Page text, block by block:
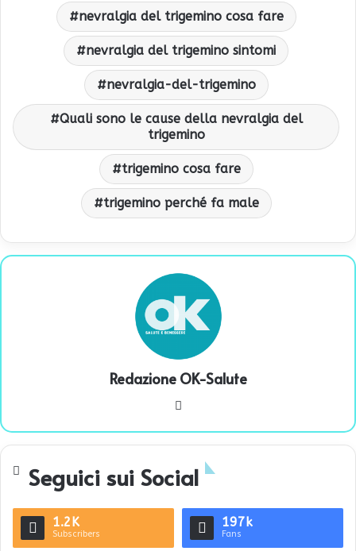
nevralgia del trigemino cosa fare
nevralgia del trigemino sintomi
nevralgia-del-trigemino
Quali sono le cause della nevralgia del
trigemino
trigemino cosa fare
trigemino perché fa male
Redazione OK-Salute
te
Seguici sui Social
1.2K
Subscribers
197k
Fans